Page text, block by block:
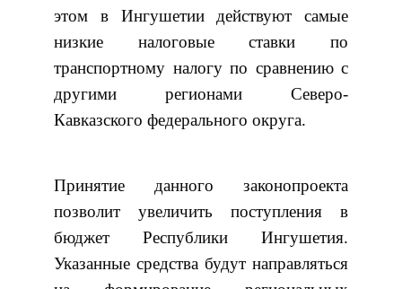
этом в Ингушетии действуют самые
низкие налоговые ставки по
транспортному налогу по сравнению с
другими регионами Северо-
Кавказского федерального округа.
Принятие данного законопроекта
позволит увеличить поступления в
бюджет Республики Ингушетия.
Указанные средства будут направляться